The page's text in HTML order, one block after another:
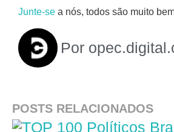
Junte-se a nós, todos são muito
Por
POSTS RELACIONADOS